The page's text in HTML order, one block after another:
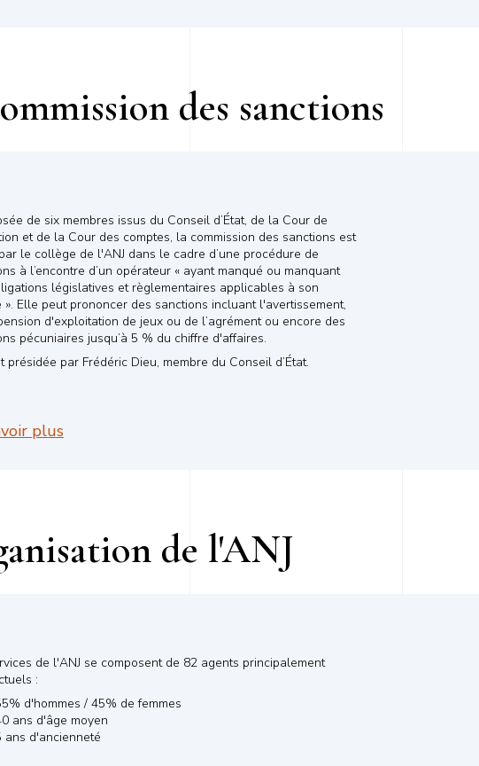
des sanctions
de six membres issus du Conseil d’État, de la Cour de
et de la Cour des comptes, la commission des sanctions est
le collège de l'ANJ dans le cadre d’une procédure de
à l’encontre d’un opérateur « ayant manqué ou manquant
législatives et règlementaires applicables à son
». Elle peut prononcer des sanctions incluant l'avertissement,
d'exploitation de jeux ou de l’agrément ou encore des
pécuniaires jusqu’à 5 % du chiffre d'affaires.
présidée par Frédéric Dieu, membre du Conseil d’État.
plus
de l'ANJ
de l'ANJ se composent de 82 agents principalement
:
d'hommes / 45% de femmes
ans d'âge moyen
ans d'ancienneté